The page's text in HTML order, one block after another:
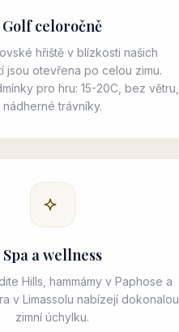
Golf celoročně
hřiště v blízkosti našich
jsou otevřena po celou zimu.
pro hru: 15-20C, bez větru,
nádherné trávníky.
Spa a wellness
Hills, hammámy v Paphose a
v Limassolu nabízejí dokonalou
zimní úchylku.